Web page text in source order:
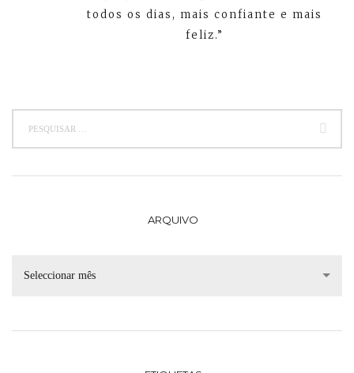
todos os dias, mais confiante e mais
feliz.”
ARQUIVO
Seleccionar mês